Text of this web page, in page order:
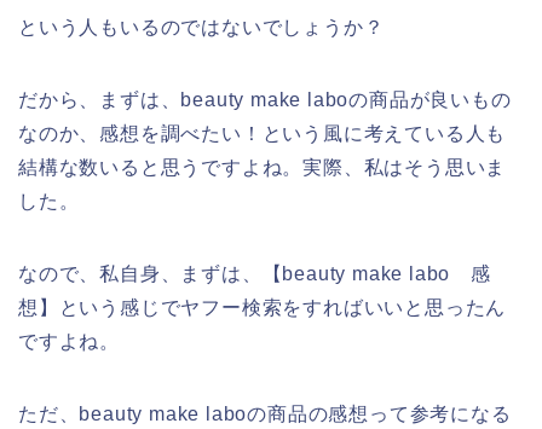
という人もいるのではないでしょうか？
だから、まずは、beauty make laboの商品が良いもの
なのか、感想を調べたい！という風に考えている人も
結構な数いると思うですよね。実際、私はそう思いま
した。
なので、私自身、まずは、【beauty make labo 感
想】という感じでヤフー検索をすればいいと思ったん
ですよね。
ただ、beauty make laboの商品の感想って参考になる